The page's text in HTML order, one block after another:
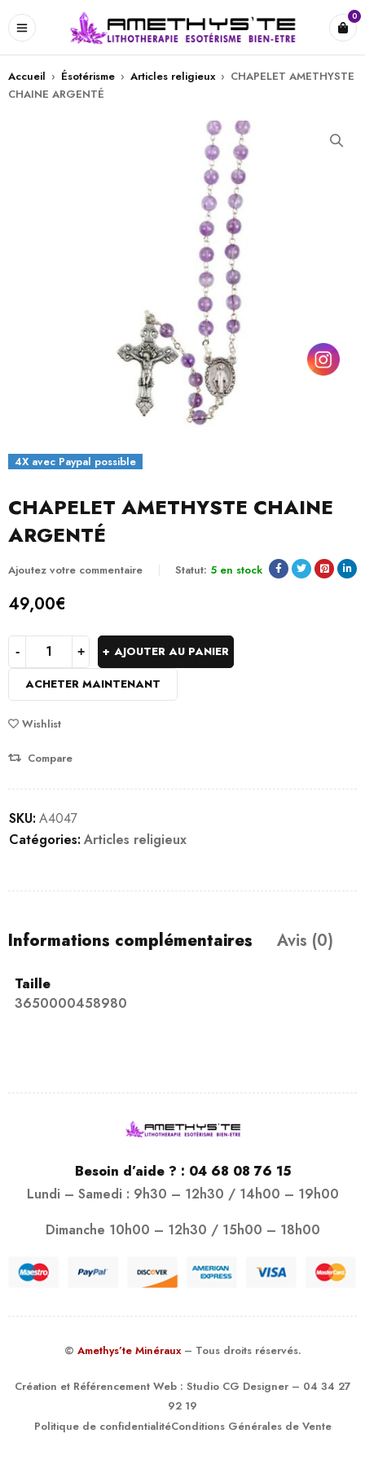
0
Accueil › Ésotérisme › Articles religieux › CHAPELET AMETHYSTE
CHAINE ARGENTÉ
4X avec Paypal possible
CHAPELET AMETHYSTE CHAINE
ARGENTÉ
Ajoutez votre commentaire Statut: 5 en stock
49,00€
AJOUTER AU PANIER
ACHETER MAINTENANT
Wishlist
Compare
SKU: A4047
Catégories: Articles religieux
Informations complémentaires Avis (0)
Taille
3650000458980
Besoin d’aide ? : 04 68 08 76 15
Lundi – Samedi : 9h30 – 12h30 / 14h00 – 19h00
Dimanche 10h00 – 12h30 / 15h00 – 18h00
© Amethys’te Minéraux – Tous droits réservés.
Création et Référencement Web : Studio CG Designer– 04 34 27
92 19
Politique de confidentialitéConditions Générales de Vente